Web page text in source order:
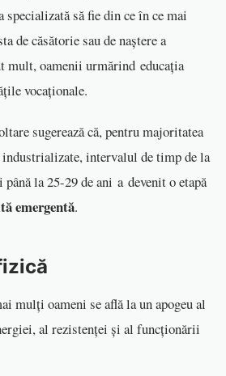
specializată să fie din ce în ce mai
de căsătorie sau de naștere a
mult, oamenii urmărind educația
vocaționale.
sugerează că, pentru majoritatea
intervalul de timp de la
la 25-29 de ani a devenit o etapă
emergentă.
mulți oameni se află la un apogeu al
al rezistenței și al funcționării